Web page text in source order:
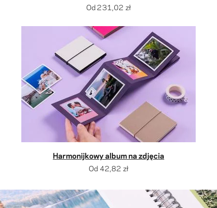
Od231,02 zł
Harmonijkowy album na zdjęcia
Od 42,82 zł